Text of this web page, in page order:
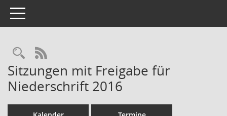
Toggle navigation
Rechercheauswahl
RSS-Feed
Sitzungen mit Freigabe für
Niederschrift 2016